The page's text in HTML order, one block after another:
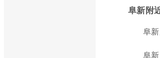
阜新附
阜
阜